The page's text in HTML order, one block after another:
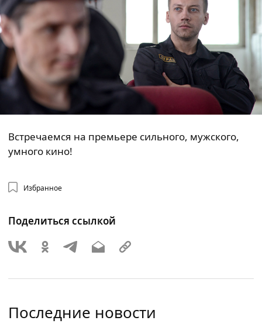
Встречаемся на премьере сильного, мужского,
умного кино!
Избранное
Поделиться ссылкой
Последние новости